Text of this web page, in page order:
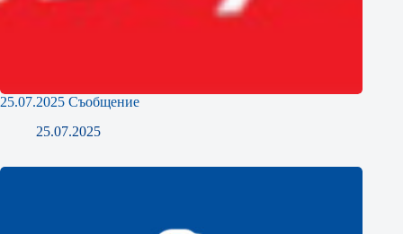
25.07.2025 Съобщение
25.07.2025